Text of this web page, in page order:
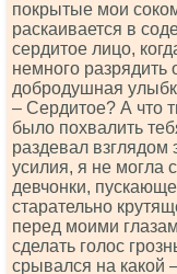
покрытые мои
раскаивается в
сердитое лицо,
немного разрядить
добродушная
– Сердитое? А что
было похвалить
раздевал взглядом
усилия, я не могла
девчонки,
старательно
перед моими
сделать голос
срывался на какой